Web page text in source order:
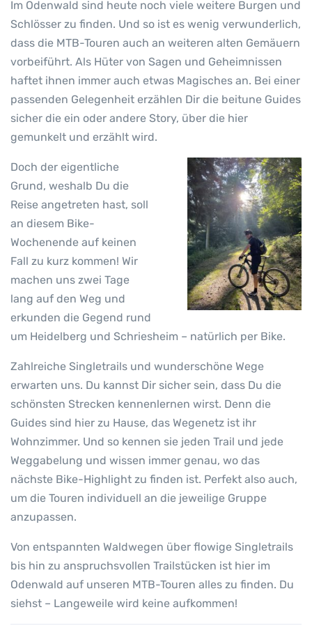
Im Odenwald sind heute noch viele weitere Burgen und
Schlösser zu finden. Und so ist es wenig verwunderlich,
dass die MTB-Touren auch an weiteren alten Gemäuern
vorbeiführt. Als Hüter von Sagen und Geheimnissen
haftet ihnen immer auch etwas Magisches an. Bei einer
passenden Gelegenheit erzählen Dir die beitune Guides
sicher die ein oder andere Story, über die hier
gemunkelt und erzählt wird.
Doch der eigentliche
Grund, weshalb Du die
Reise angetreten hast, soll
an diesem Bike-
Wochenende auf keinen
Fall zu kurz kommen! Wir
machen uns zwei Tage
lang auf den Weg und
erkunden die Gegend rund
um Heidelberg und Schriesheim – natürlich per Bike.
Zahlreiche Singletrails und wunderschöne Wege
erwarten uns. Du kannst Dir sicher sein, dass Du die
schönsten Strecken kennenlernen wirst. Denn die
Guides sind hier zu Hause, das Wegenetz ist ihr
Wohnzimmer. Und so kennen sie jeden Trail und jede
Weggabelung und wissen immer genau, wo das
nächste Bike-Highlight zu finden ist. Perfekt also auch,
um die Touren individuell an die jeweilige Gruppe
anzupassen.
Von entspannten Waldwegen über flowige Singletrails
bis hin zu anspruchsvollen Trailstücken ist hier im
Odenwald auf unseren MTB-Touren alles zu finden. Du
siehst – Langeweile wird keine aufkommen!